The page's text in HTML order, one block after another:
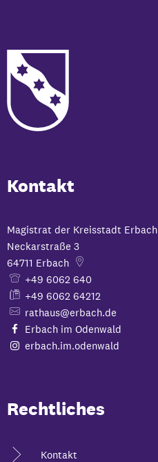
Kontakt
Magistrat der Kreisstadt Erbach
Neckarstraße 3
64711 Erbach
+49 6062 640
+49 6062 64212
rathaus@erbach.de
Erbach im Odenwald
erbach.im.odenwald
Rechtliches
Kontakt